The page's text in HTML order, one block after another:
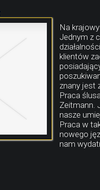
Na
Jednym z
klientów
znany jest
Praca
Zeitmann.
nasze
Praca w
nowego
nam